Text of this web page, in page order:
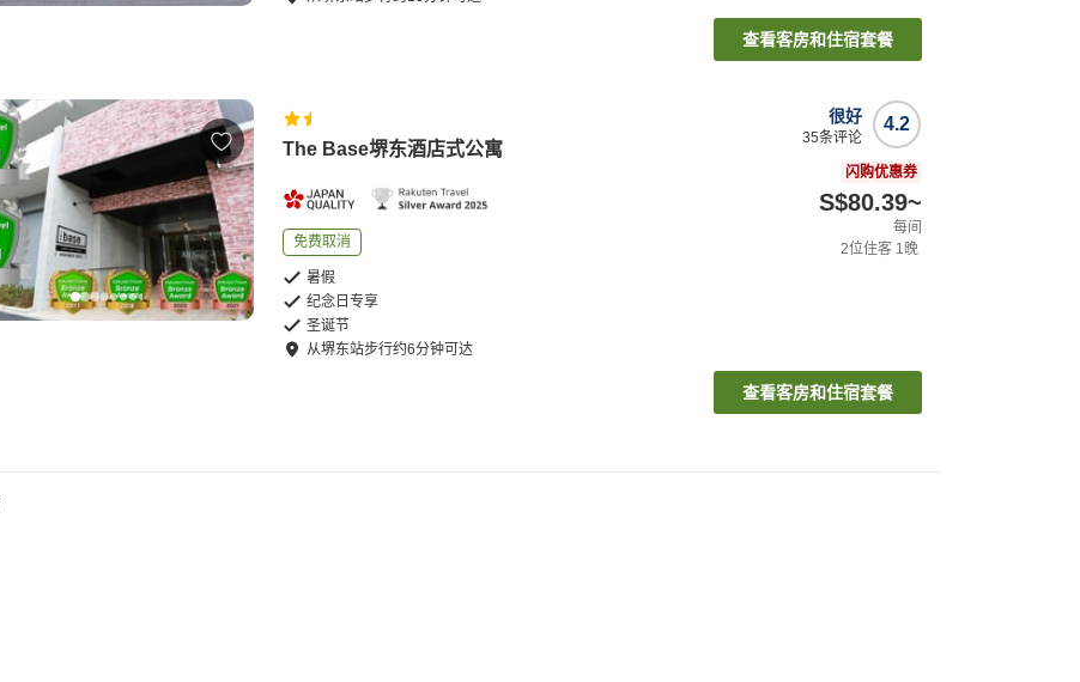
查看客房和住宿套餐
The Base堺东酒店式公寓
免费取消
暑假
纪念日专享
圣诞节
从堺东站步行约6分钟可达
4.2
很好
35条评论
闪购优惠券
S$80.39~
每间
2位住客 1晚
查看客房和住宿套餐